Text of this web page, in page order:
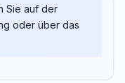
Sie auf der
oder über das